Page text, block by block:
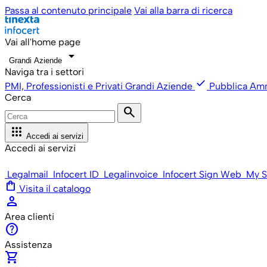
Passa al contenuto principale Vai alla barra di ricerca
Vai all'home page
Grandi Aziende arrow_drop_down
Naviga tra i settori
PMI, Professionisti e Privati Grandi Aziende check Pubblica
Cerca
search
apps Accedi ai servizi
Accedi ai servizi
Legalmail Infocert ID Legalinvoice Infocert Sign Web My
shopping_bag Visita il catalogo
person
Area clienti
help
Assistenza
shopping_cart